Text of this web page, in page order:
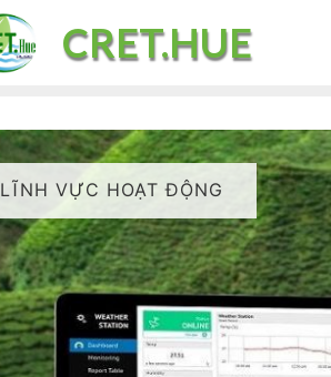
CRET.HUE
LĨNH VỰC HOẠT ĐỘNG